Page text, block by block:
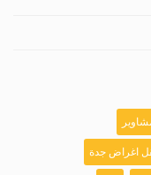
اغراض جدة